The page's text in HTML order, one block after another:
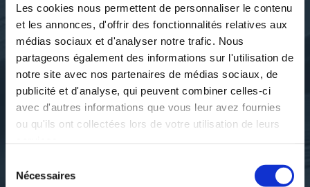
Les cookies nous permettent de personnaliser le contenu
et les annonces, d'offrir des fonctionnalités relatives aux
médias sociaux et d'analyser notre trafic. Nous
partageons également des informations sur l'utilisation de
notre site avec nos partenaires de médias sociaux, de
publicité et d'analyse, qui peuvent combiner celles-ci
avec d'autres informations que vous leur avez fournies
ou qu'ils ont collectées lors de votre utilisation de leurs
Nécessaires
Claude Janvier
EUROPÉEN
Claude Janvier
DEVENU UN REBELLE ?